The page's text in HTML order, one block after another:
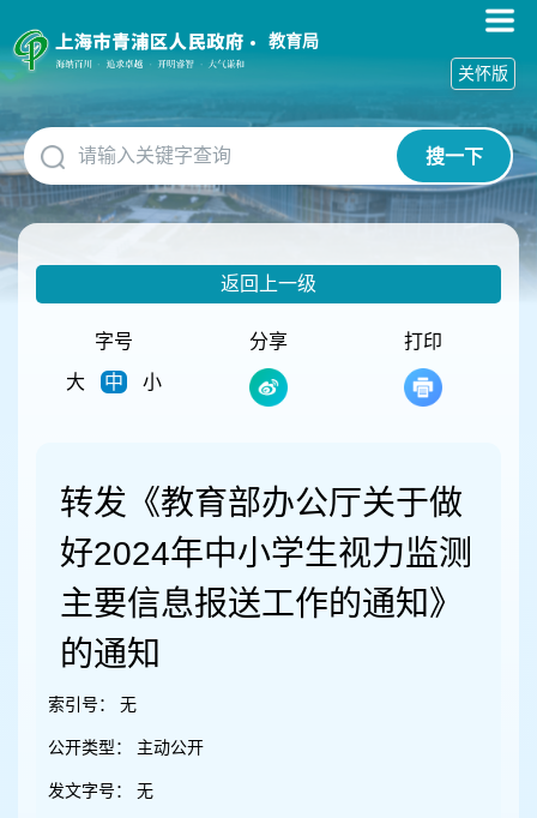
障
碍
作
说
明
跳
到
网
教育局
搜一下
关怀版
返回上一级
字号
大
中 小
分享 打印
转发《教育部办公厅关于做
好2024年中小学生视力监测
主要信息报送工作的通知》
的通知
索引号： 无
公开类型： 主动公开
发文字号： 无